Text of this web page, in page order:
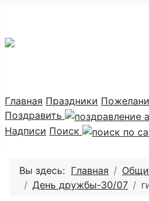
Главная Праздники
Поздравить
Надписи Поиск
Вы здесь: Главная
День дружбы-30/07